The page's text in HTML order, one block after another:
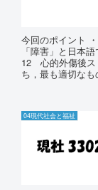
今回のポイント
「障害」と日本
12 心的外傷後ス
ち，最も適切な
04現代社会と福祉